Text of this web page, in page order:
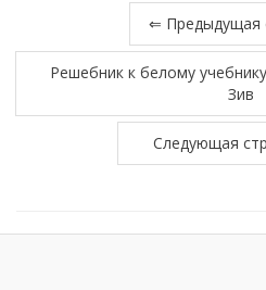
⇐ Предыдущая
Решебник к белому
Зив
Следующая